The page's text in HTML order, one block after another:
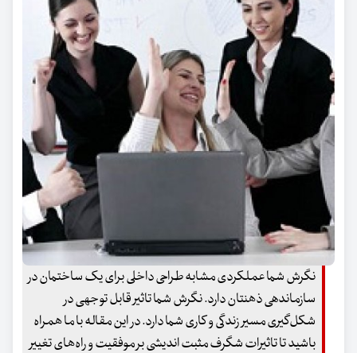
نگرش شما عملکردی مشابه طراحی داخلی برای یک ساختمان در
سازماندهی ذهنتان دارد. نگرش شما تاثیر قابل توجهی در
شکل‌گیری مسیر زندگی و کاری شما دارد. در این مقاله با ما همراه
باشید تا تاثیرات شگرف مثبت اندیشی بر موفقیت و راه‌‌های تغییر